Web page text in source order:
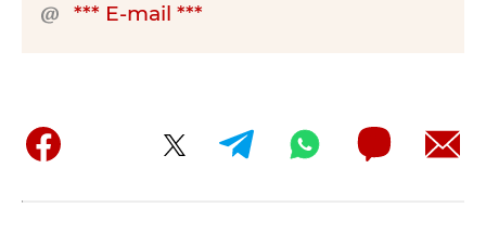
*** E-mail ***